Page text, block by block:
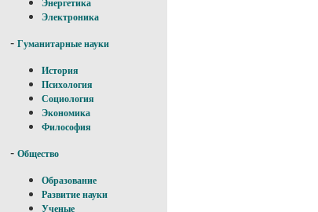
Энергетика
Электроника
- Гуманитарные науки
История
Психология
Социология
Экономика
Философия
- Общество
Образование
Развитие науки
Ученые